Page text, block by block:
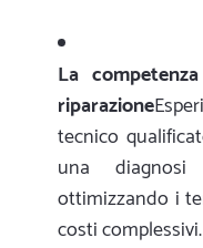
La
riparazione
tecnico
una
ottimizzando i
costi complessivi.